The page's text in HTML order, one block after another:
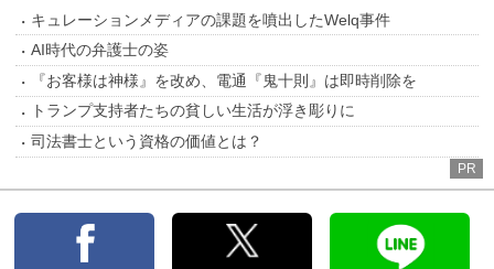
キュレーションメディアの課題を噴出したWelq事件
AI時代の弁護士の姿
『お客様は神様』を改め、電通『鬼十則』は即時削除を
トランプ支持者たちの貧しい生活が浮き彫りに
司法書士という資格の価値とは？
PR